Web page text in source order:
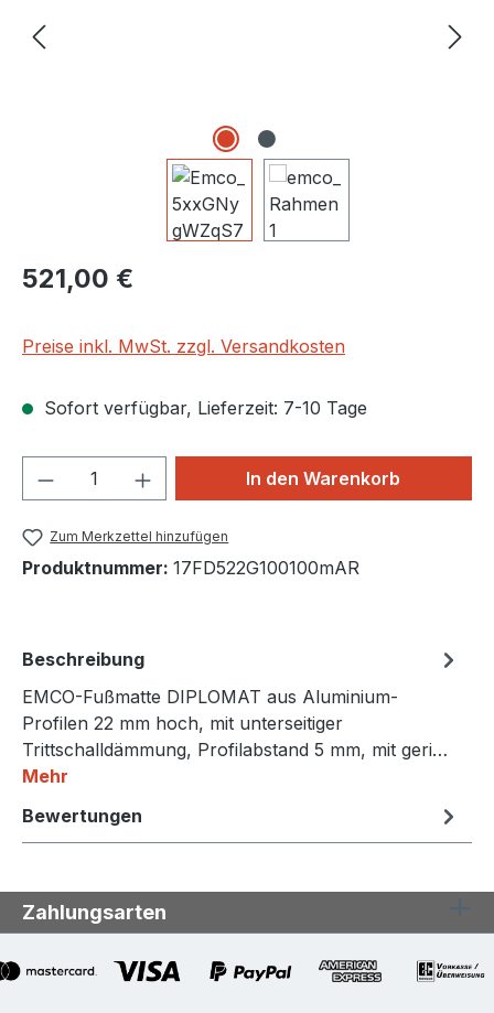
Regulärer Preis:
521,00 €
Preise inkl. MwSt. zzgl. Versandkosten
Sofort verfügbar, Lieferzeit: 7-10 Tage
Produkt Anzahl: Gib denIn den Warenkorb
Zum Merkzettel hinzufügen
Produktnummer: 17FD522G100100mAR
Beschreibung
EMCO-Fußmatte DIPLOMAT aus Aluminium-
Profilen 22 mm hoch, mit unterseitiger
Trittschalldämmung, Profilabstand 5 mm, mit geri…
Mehr
Bewertungen
Zahlungsarten